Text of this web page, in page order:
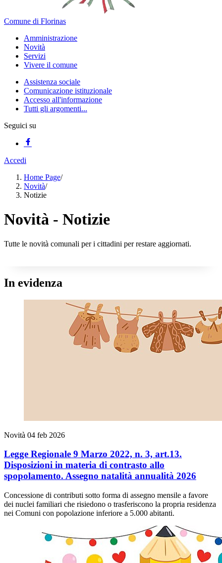
Comune di Florinas
Amministrazione
Novità
Servizi
Vivere il comune
Assistenza sociale
Comunicazione istituzionale
Accesso all'informazione
Tutti gli argomenti...
Seguici su
Accedi
Home Page/
Novità/
Notizie
Novità - Notizie
Tutte le novità comunali per i cittadini per restare aggiornati.
In evidenza
Novità 04 feb 2026
Legge Regionale 9 Marzo 2022, n. 3, art.13.
Disposizioni in materia di contrasto allo
spopolamento. Assegno natalità annualità 2026
Concessione di contributi sotto forma di assegno mensile a favore
dei nuclei familiari che risiedono o trasferiscono la propria residenza
nei Comuni con popolazione inferiore a 5.000 abitanti.